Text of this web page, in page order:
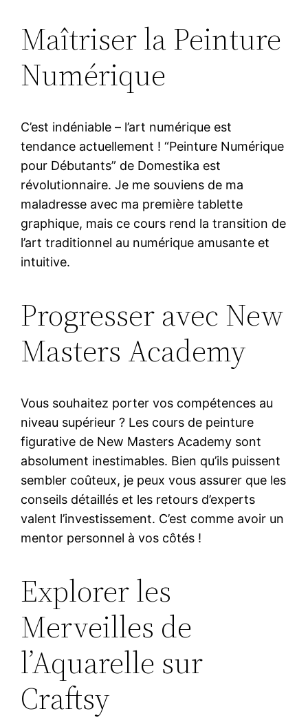
Maîtriser la Peinture
Numérique
C’est indéniable – l’art numérique est
tendance actuellement ! “Peinture Numérique
pour Débutants” de Domestika est
révolutionnaire. Je me souviens de ma
maladresse avec ma première tablette
graphique, mais ce cours rend la transition de
l’art traditionnel au numérique amusante et
intuitive.
Progresser avec New
Masters Academy
Vous souhaitez porter vos compétences au
niveau supérieur ? Les cours de peinture
figurative de New Masters Academy sont
absolument inestimables. Bien qu’ils puissent
sembler coûteux, je peux vous assurer que les
conseils détaillés et les retours d’experts
valent l’investissement. C’est comme avoir un
mentor personnel à vos côtés !
Explorer les
Merveilles de
l’Aquarelle sur
Craftsy